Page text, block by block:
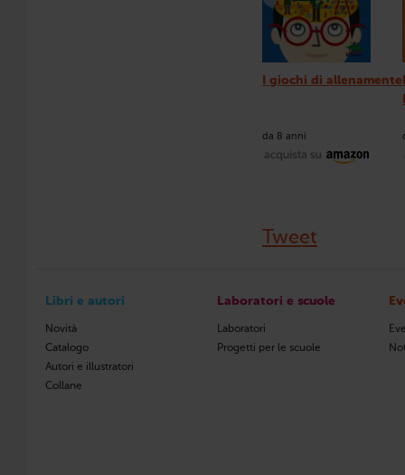
I giochi di allenamente
da 8 anni
Tweet
Libri e autori
Novità
Catalogo
Autori e illustratori
Collane
Laboratori e scuole
Laboratori
Progetti per le scuole